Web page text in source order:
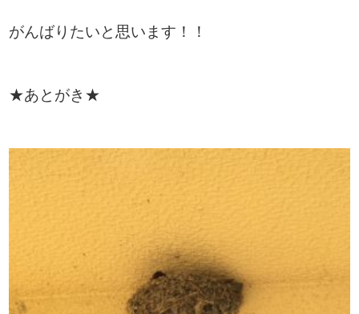
がんばりたいと思います！！
★あとがき★